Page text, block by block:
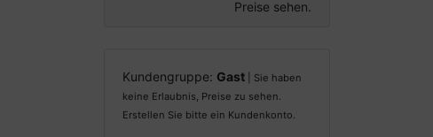
Preise sehen.
Kundengruppe: Gast | Sie haben
keine Erlaubnis, Preise zu sehen.
Erstellen Sie bitte ein Kundenkonto.